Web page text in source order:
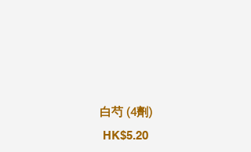
白芍 (4劑)
HK$5.20